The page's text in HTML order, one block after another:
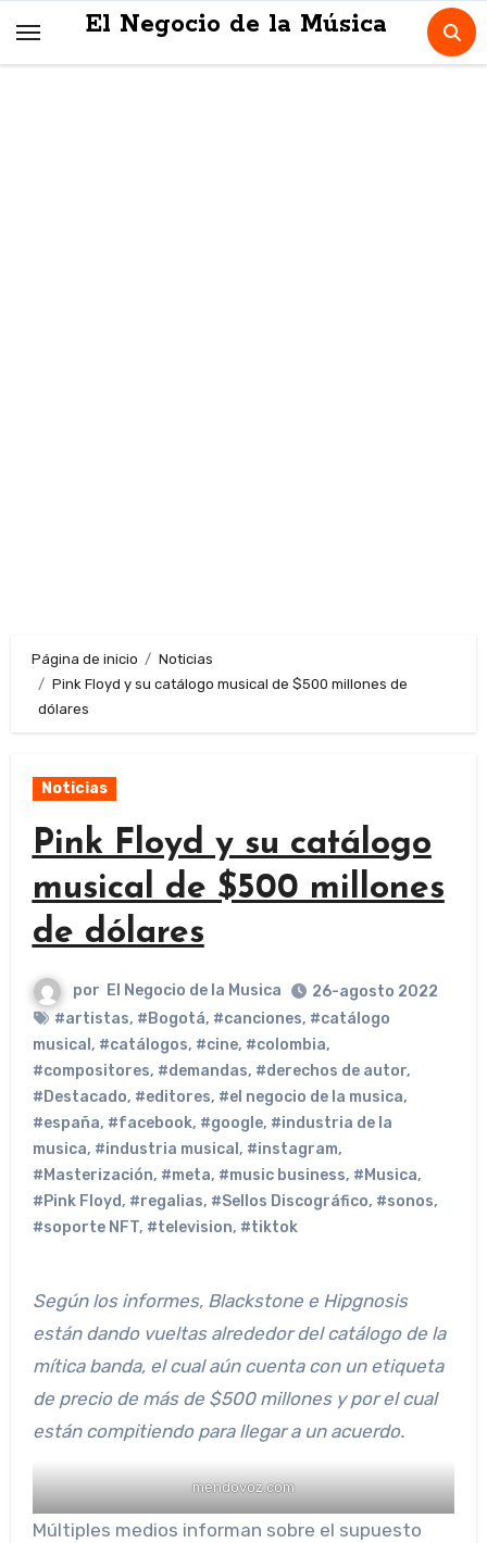
El Negocio de la Música
Página de inicio
Noticias
Pink Floyd y su catálogo musical de $500 millones de
dólares
Noticias
Pink Floyd y su catálogo
musical de $500 millones
de dólares
por El Negocio de la Musica
26-agosto 2022
#artistas, #Bogotá, #canciones, #catálogo
musical , #catálogos, #cine, #colombia,
#compositores, #demandas, #derechos de autor,
#Destacado, #editores, #el negocio de la musica,
#españa, #facebook, #google, #industria de la
musica, #industria musical , #instagram,
#Masterización, #meta, #music business, #Musica,
#Pink Floyd, #regalias, #Sellos Discográfico, #sonos,
#soporte NFT, #television, #tiktok
Según los informes, Blackstone e Hipgnosis
están dando vueltas alrededor del catálogo de la
mítica banda, el cual aún cuenta con un etiqueta
de precio de más de $500 millones y por el cual
están compitiendo para llegar a un acuerdo.
mendovoz.com
Múltiples medios informan sobre el supuesto